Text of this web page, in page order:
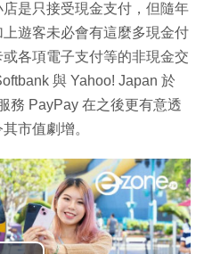
是只接受現金支付，但隨年
遊客未必會有這麼多現金付
各項電子支付等的非現金交
與 Yahoo! Japan 於
務 PayPay 在之後更有意透
市值劇增。